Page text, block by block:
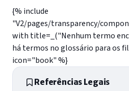
{% include
"V2/pages/transparency/
with title=_("Nenhum termo
há termos no glossário para os
icon="book" %}
Referências Legais